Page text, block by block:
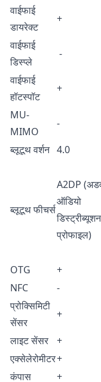
वाईफाई
डायरेक्ट
+
वाईफाई
डिस्प्ले
-
वाईफाई
हॉटस्पॉट
+
MU-
MIMO
-
ब्लूटूथ वर्शन 4.0
ब्लूटूथ फीचर्स
A2DP
ऑडियो
डिस्ट्रीब्यूशन
प्रोफाइल)
OTG +
NFC
-
प्रोक्सिमिटी
सेंसर
+
लाइट सेंसर
+
एक्सेलेरोमीटर+
कंपास
+